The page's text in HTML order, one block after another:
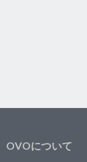
OVOについて